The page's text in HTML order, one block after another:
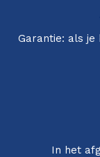
Garantie: als
In het